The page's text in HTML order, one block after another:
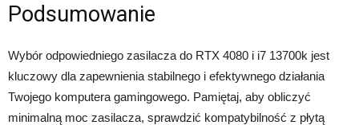
Podsumowanie
Wybór odpowiedniego zasilacza do RTX 4080 i i7 13700k jest
kluczowy dla zapewnienia stabilnego i efektywnego działania
Twojego komputera gamingowego. Pamiętaj, aby obliczyć
minimalną moc zasilacza, sprawdzić kompatybilność z płytą